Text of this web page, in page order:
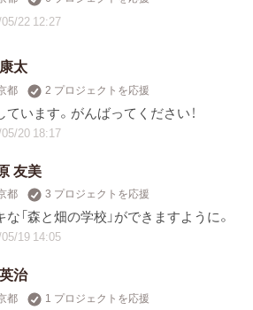
22 12:27
太
都 2 プロジェクトを応援
ています。がんばってください！
20 18:17
友美
都 3 プロジェクトを応援
な「森と畑の学校」ができますように。
19 14:05
治
都 1 プロジェクトを応援